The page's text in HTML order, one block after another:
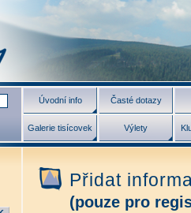
Úvodní info Časté dotazy
Galerie tisícovek Výlety
Přidat
(pouze pro